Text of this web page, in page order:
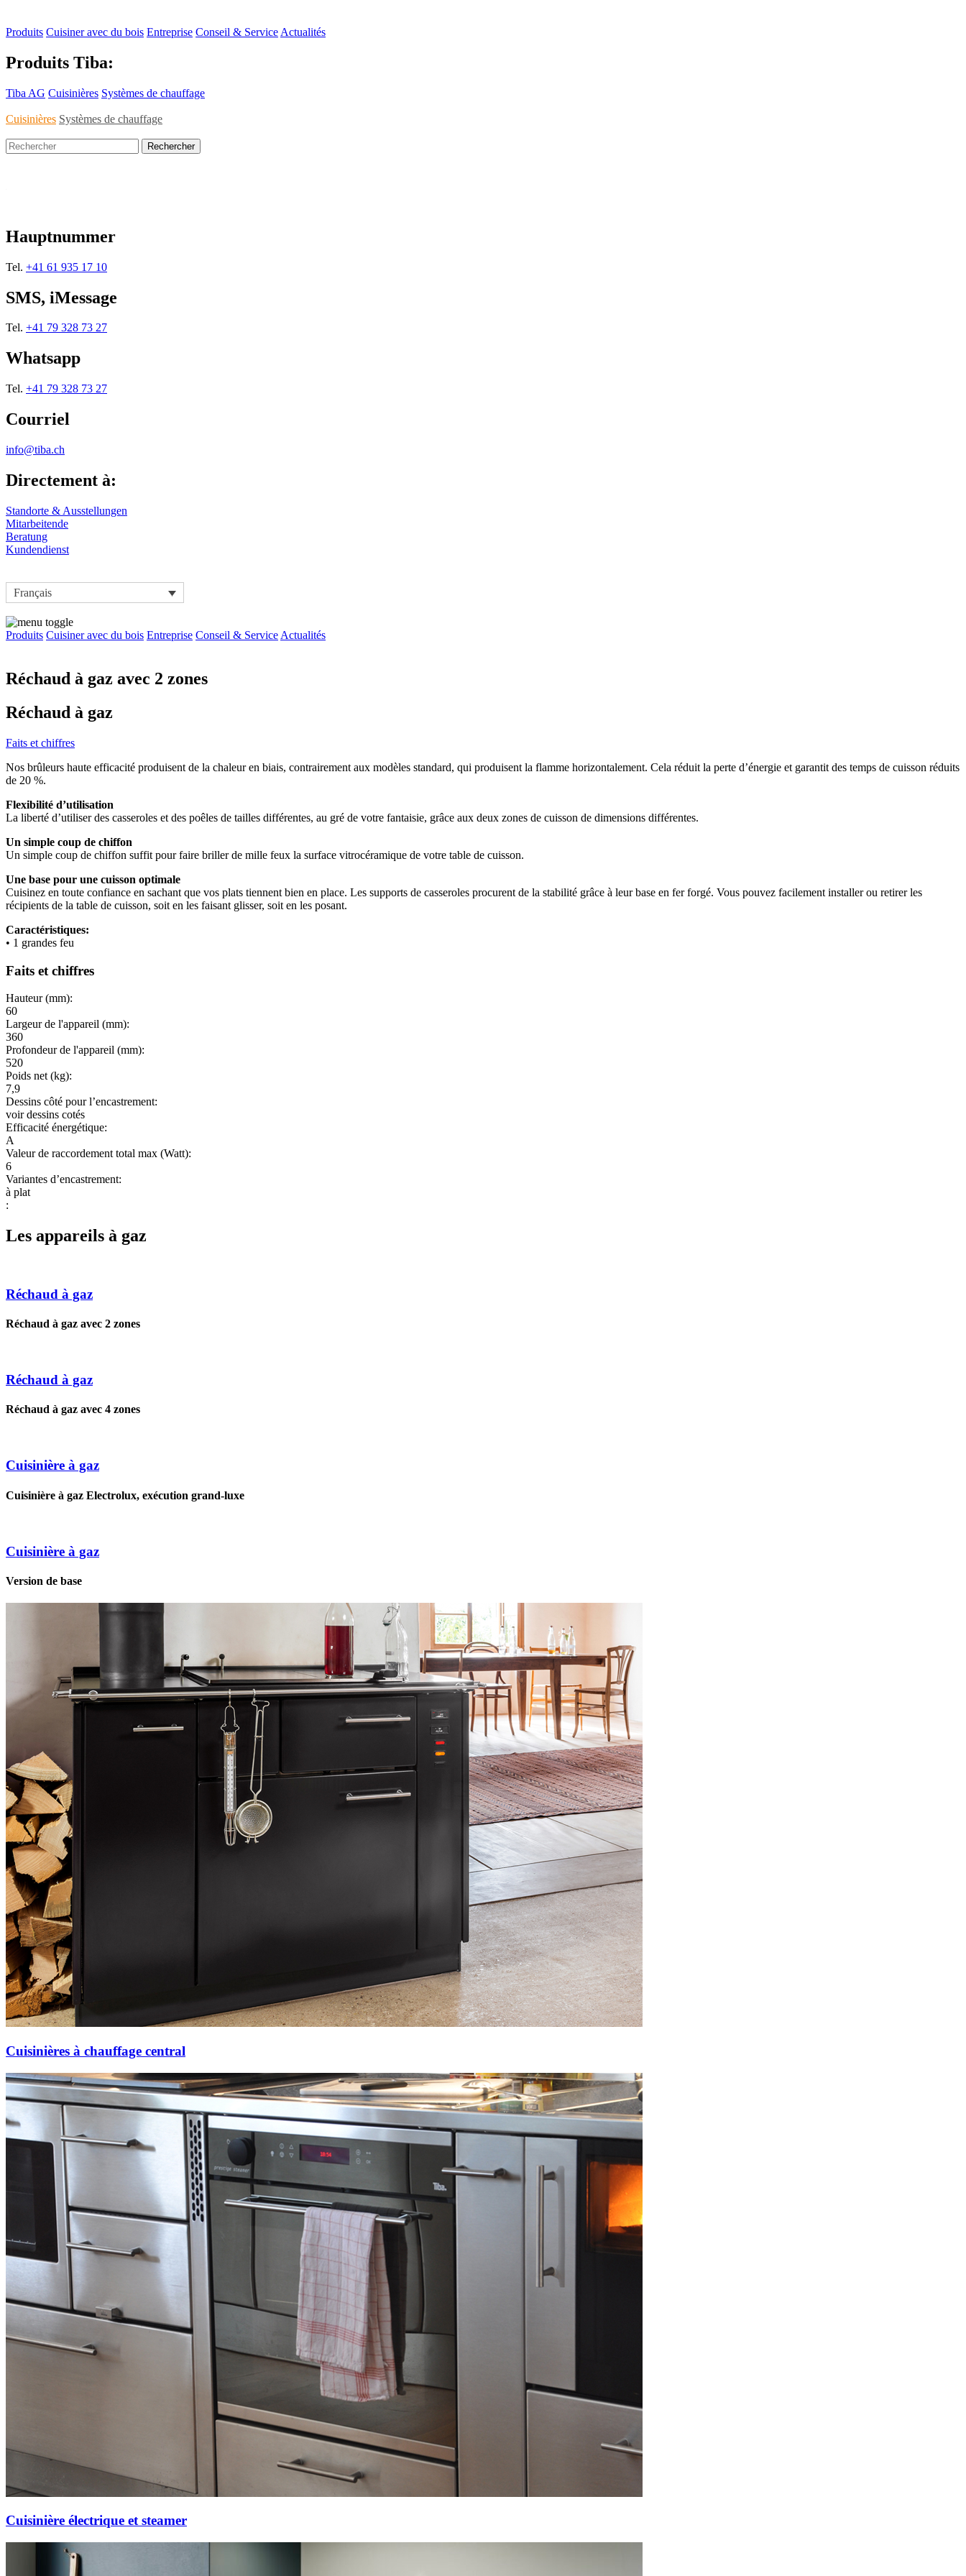
Produits Cuisiner avec du bois Entreprise Conseil & Service Actualités
Produits Tiba:
Tiba AG Cuisinières Systèmes de chauffage
Cuisinières Systèmes de chauffage
Hauptnummer
Tel. +41 61 935 17 10
SMS, iMessage
Tel. +41 79 328 73 27
Whatsapp
Tel. +41 79 328 73 27
Courriel
info@tiba.ch
Directement à:
Standorte & Ausstellungen
Mitarbeitende
Beratung
Kundendienst
Français
Produits Cuisiner avec du bois Entreprise Conseil & Service Actualités
Réchaud à gaz avec 2 zones
Réchaud à gaz
Faits et chiffres
Nos brûleurs haute efficacité produisent de la chaleur en biais, contrairement aux modèles standard, qui produisent la flamme horizontalement. Cela réduit la perte d’énergie et garantit des temps de cuisson réduits
de 20 %.
Flexibilité d’utilisation
La liberté d’utiliser des casseroles et des poêles de tailles différentes, au gré de votre fantaisie, grâce aux deux zones de cuisson de dimensions différentes.
Un simple coup de chiffon
Un simple coup de chiffon suffit pour faire briller de mille feux la surface vitrocéramique de votre table de cuisson.
Une base pour une cuisson optimale
Cuisinez en toute confiance en sachant que vos plats tiennent bien en place. Les supports de casseroles procurent de la stabilité grâce à leur base en fer forgé. Vous pouvez facilement installer ou retirer les
récipients de la table de cuisson, soit en les faisant glisser, soit en les posant.
Caractéristiques:
• 1 grandes feu
Faits et chiffres
Hauteur (mm):
60
Largeur de l'appareil (mm):
360
Profondeur de l'appareil (mm):
520
Poids net (kg):
7,9
Dessins côté pour l’encastrement:
voir dessins cotés
Efficacité énergétique:
A
Valeur de raccordement total max (Watt):
6
Variantes d’encastrement:
à plat
:
Les appareils à gaz
Réchaud à gaz
Réchaud à gaz avec 2 zones
Réchaud à gaz
Réchaud à gaz avec 4 zones
Cuisinière à gaz
Cuisinière à gaz Electrolux, exécution grand-luxe
Cuisinière à gaz
Version de base
Cuisinières à chauffage central
Cuisinière électrique et steamer